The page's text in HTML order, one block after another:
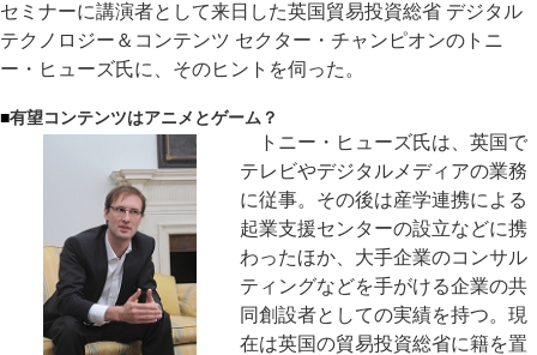
セミナーに講演者として来日した英国貿易投資総省 デジタル
テクノロジー＆コンテンツ セクター・チャンピオンのトニ
ー・ヒューズ氏に、そのヒントを伺った。
■有望コンテンツはアニメとゲーム？
トニー・ヒューズ氏は、英国で
テレビやデジタルメディアの業務
に従事。その後は産学連携による
起業支援センターの設立などに携
わったほか、大手企業のコンサル
ティングなどを手がける企業の共
同創設者としての実績を持つ。現
在は英国の貿易投資総省に籍を置